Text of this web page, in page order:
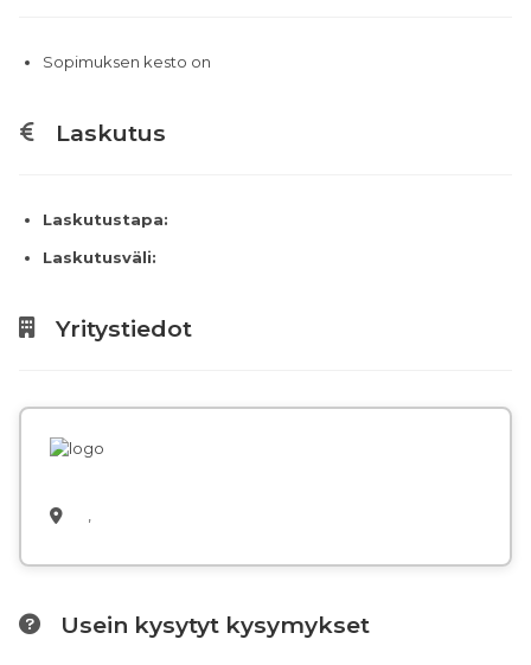
Sopimuksen kesto on
Laskutus
Laskutustapa:
Laskutusväli:
Yritystiedot
,
Usein kysytyt kysymykset